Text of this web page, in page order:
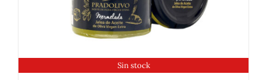
Sin stock